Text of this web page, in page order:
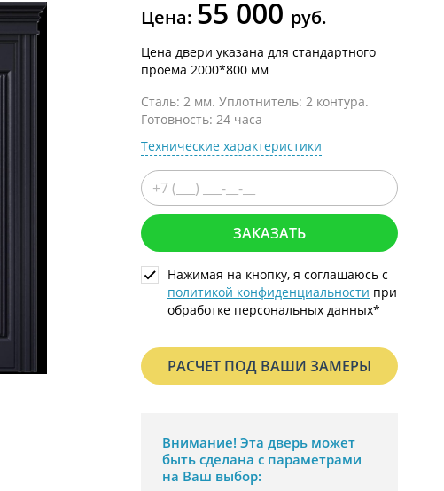
С металлофиленкой
Цена: 55 000 руб.
Цена двери указана для стандартного
проема 2000*800 мм
Сталь: 2 мм. Уплотнитель: 2 контура.
Готовность: 24 часа
Технические характеристики
ЗАКАЗАТЬ
Нажимая на кнопку, я соглашаюсь с
политикой конфиденциальности при
обработке персональных данных*
РАСЧЕТ ПОД ВАШИ ЗАМЕРЫ
Внимание! Эта дверь может
быть сделана с параметрами
на Ваш выбор: